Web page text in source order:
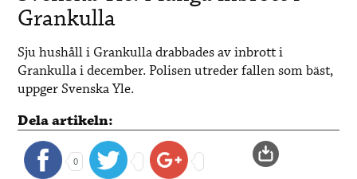
Grankulla
Sju hushåll i Grankulla drabbades av inbrott i
Grankulla i december. Polisen utreder fallen som bäst,
uppger Svenska Yle.
Dela artikeln:
0